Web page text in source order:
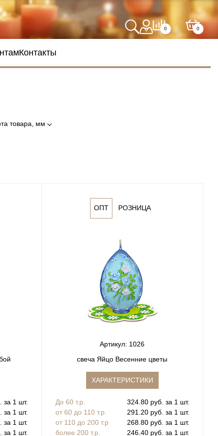
0 0
Контакты
товара, мм
за 1 шт.
за 1 шт.
за 1 шт.
за 1 шт.
ОПТ РОЗНИЦА
Артикул: 1026
свеча Яйцо Весенние цветы
ХАРАКТЕРИСТИКИ
До 60 т.р.
324.80 руб. за 1 шт.
от 60 до 110 т.р.
291.20 руб. за 1 шт.
от 110 до 200 т.р
268.80 руб. за 1 шт.
более 200 т.р.
246.40 руб. за 1 шт.